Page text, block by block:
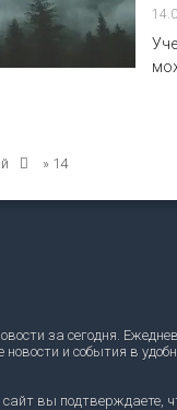
» 14
за сегодня.
и события в
вы подтверждаете,